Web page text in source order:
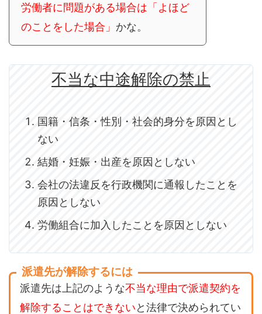
労働者に問題がある場合は「よほど
のことをした場合」 かな。
不当な中途解除の禁止
国籍・信条・性別・社会的身分を原因とし
ない
結婚・妊娠・出産を原因としない
会社の法違反を行政機関に通報したことを
原因としない
労働組合に加入したことを原因としない
派遣先が解除するには
派遣先は上記のような不当な理由で派遣契約を
解除することはできないと法律で決められてい